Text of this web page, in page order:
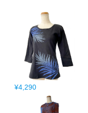
¥4,290